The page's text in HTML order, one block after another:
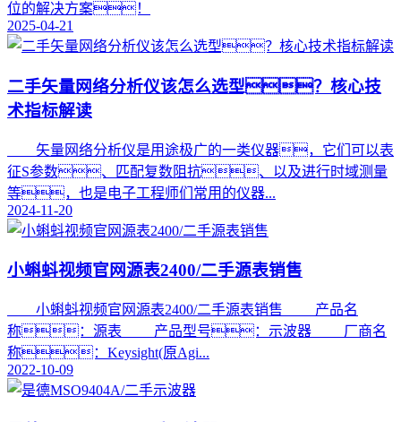
位的解决方案！
2025-04-21
二手矢量网络分析仪该怎么选型？核心技
术指标解读
矢量网络分析仪是用途极广的一类仪器，它们可以表
征S参数、匹配复数阻抗、以及进行时域测量
等，也是电子工程师们常用的仪器...
2024-11-20
小蝌蚪视频官网源表2400/二手源表销售
小蝌蚪视频官网源表2400/二手源表销售 产品名
称：源表 产品型号：示波器 厂商名
称：Keysight(原Agi...
2022-10-09